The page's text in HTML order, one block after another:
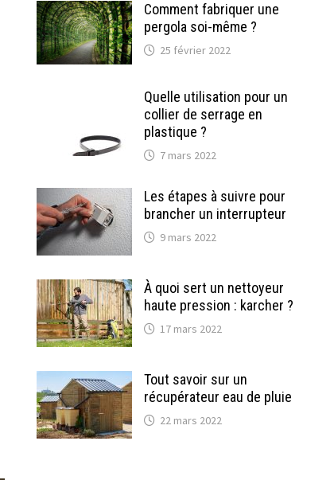
Comment fabriquer une
pergola soi-même ?
25 février 2022
Quelle utilisation pour un
collier de serrage en
plastique ?
7 mars 2022
Les étapes à suivre pour
brancher un interrupteur
9 mars 2022
À quoi sert un nettoyeur
haute pression : karcher ?
17 mars 2022
Tout savoir sur un
récupérateur eau de pluie
22 mars 2022